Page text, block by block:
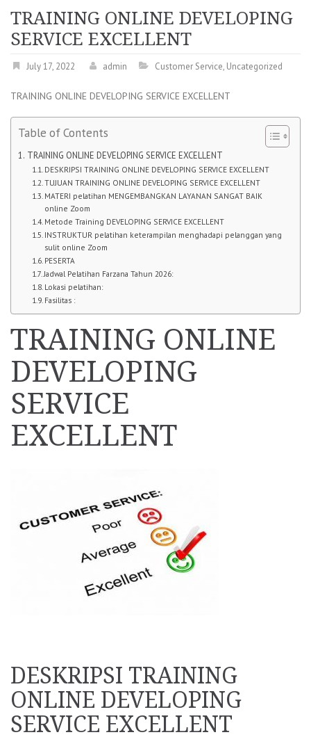
TRAINING ONLINE DEVELOPING
SERVICE EXCELLENT
July 17, 2022 admin Customer Service, Uncategorized
TRAINING ONLINE DEVELOPING SERVICE EXCELLENT
Table of Contents
TRAINING ONLINE DEVELOPING SERVICE EXCELLENT
DESKRIPSI TRAINING ONLINE DEVELOPING SERVICE EXCELLENT
TUJUAN TRAINING ONLINE DEVELOPING SERVICE EXCELLENT
MATERI pelatihan MENGEMBANGKAN LAYANAN SANGAT BAIK
online Zoom
Metode Training DEVELOPING SERVICE EXCELLENT
INSTRUKTUR pelatihan keterampilan menghadapi pelanggan yang
sulit online Zoom
PESERTA
Jadwal Pelatihan Farzana Tahun 2026:
Lokasi pelatihan:
Fasilitas :
TRAINING ONLINE
DEVELOPING
SERVICE
EXCELLENT
DESKRIPSI TRAINING
ONLINE DEVELOPING
SERVICE EXCELLENT